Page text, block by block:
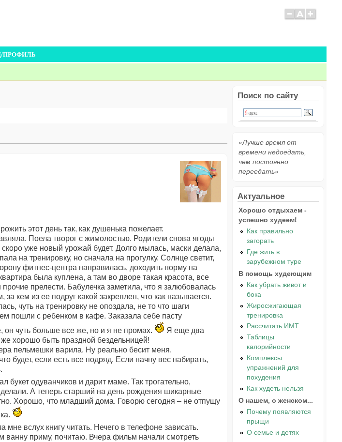
ПРОФИЛЬ
этот день так, как душенька пожелает.
Поела творог с жимолостью. Родители снова ягоды
уже новый урожай будет. Долго мылась, маски делала,
на тренировку, но сначала на прогулку. Солнце светит,
фитнес-центра направилась, доходить норму на
была куплена, а там во дворе такая красота, все
прелести. Бабулечка заметила, что я залюбовалась
кем из ее подруг какой закреплен, что как называется.
чуть на тренировку не опоздала, не то что шаги
пошли с ребенком в кафе. Заказала себе пасту
чуть больше все же, но и я не промах.
Я еще два
хорошо быть праздной бездельницей!
пельмешки варила. Ну реально бесит меня.
будет, если есть все подряд. Если начну вес набирать,
одуванчиков и дарит маме. Так трогательно,
А теперь старший на день рождения шикарные
Хорошо, что младший дома. Говорю сегодня – не отпущу
вслух книгу читать. Нечего в телефоне зависать.
ванну приму, почитаю. Вчера фильм начали смотреть
Поиск по сайту
«Лучше время от
времени недоедать,
чем постоянно
переедать»
Актуальное
Хорошо отдыхаем -
успешно худеем!
Как правильно
загорать
Где жить в
зарубежном туре
В помощь худеющим
Как убрать живот и
бока
Жиросжигающая
тренировка
Рассчитать ИМТ
Таблицы
калорийности
Комплексы
упражнений для
похудения
Как худеть нельзя
О нашем, о женском...
Почему появляются
прыщи
О семье и детях